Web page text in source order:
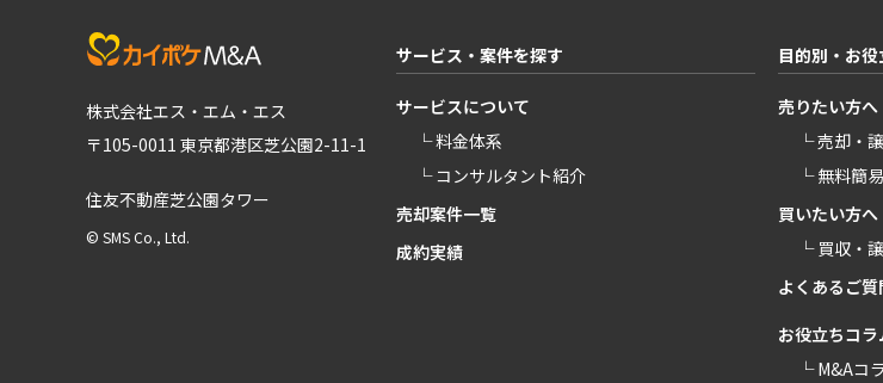
株式会社エス・エム・エス
〒105-0011 東京都港区芝公園2-11-1
住友不動産芝公園タワー
© SMS Co., Ltd.
サービス・案件を探す
サービスについて
└ 料金体系
└ コンサルタント紹介
売却案件一覧
成約実績
目的別・お役
売りたい方へ
└ 売却・
└ 無料簡
買いたい方へ
└ 買収・
よくあるご質
お役立ちコラ
└ M&Aコ